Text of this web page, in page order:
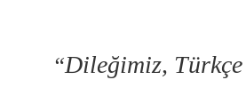
“Dileğimiz,